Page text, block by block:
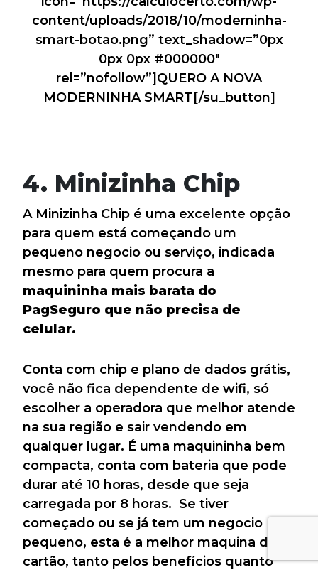
content/uploads/2018/10/moderninha-
smart-botao.png” text_shadow=”0px
0px 0px #000000″
rel=”nofollow”]QUERO A NOVA
MODERNINHA SMART[/su_button]
4. Minizinha Chip
A Minizinha Chip é uma excelente opção
para quem está começando um
pequeno negocio ou serviço, indicada
mesmo para quem procura a
maquininha mais barata do
PagSeguro que não precisa de
celular.
Conta com chip e plano de dados grátis,
você não fica dependente de wifi, só
escolher a operadora que melhor atende
na sua região e sair vendendo em
qualquer lugar. É uma maquininha bem
compacta, conta com bateria que pode
durar até 10 horas, desde que seja
carregada por 8 horas. Se tiver
começado ou se já tem um negocio
pequeno, esta é a melhor maquina de
cartão, tanto pelos benefícios quanto